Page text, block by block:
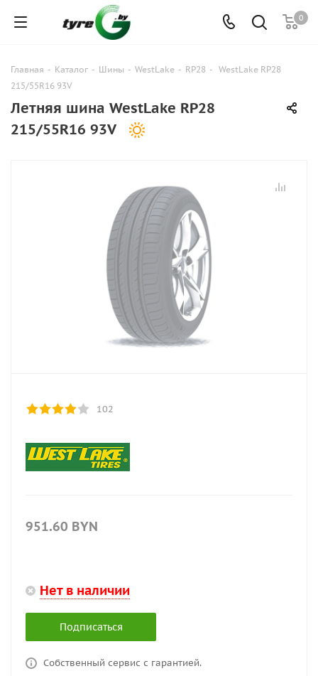
0
Главная - Каталог - Шины - WestLake - RP28 - WestLake RP28
215/55R16 93V
Летняя шина WestLake RP28
215/55R16 93V
102
951.60 BYN
Нет в наличии
Подписаться
Собственный сервис с гарантией.